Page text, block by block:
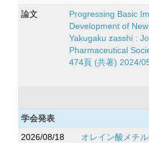
論文
Progressing Basic
Development of
Yakugaku zasshi :
Pharmaceutical
474頁 (共著) 2024/
学会発表
2026/08/18
オレイン酸メチ